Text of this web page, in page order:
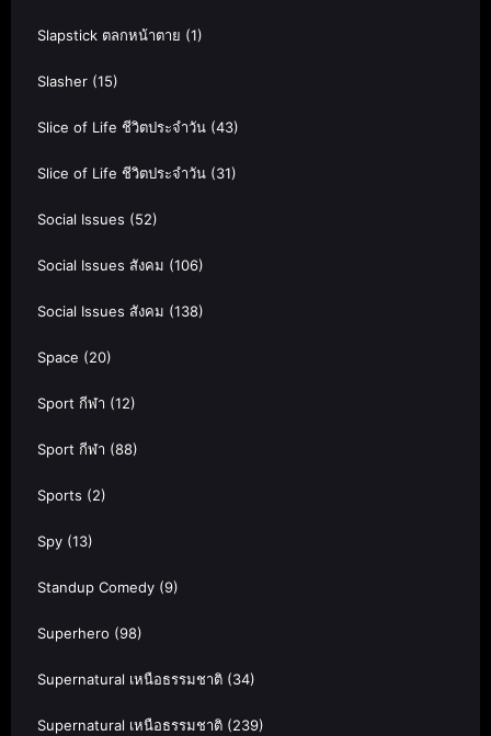
Slapstick ตลกหน้าตาย (1)
Slasher (15)
Slice of Life ชีวิตประจำวัน (43)
Slice of Life ชีวิตประจำวัน (31)
Social Issues (52)
Social Issues สังคม (106)
Social Issues สังคม (138)
Space (20)
Sport กีฬา (12)
Sport กีฬา (88)
Sports (2)
Spy (13)
Standup Comedy (9)
Superhero (98)
Supernatural เหนือธรรมชาติ (34)
Supernatural เหนือธรรมชาติ (239)